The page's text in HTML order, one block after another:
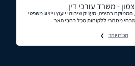
- משרד עורכי דין
בחיפה, מעניק שירותי ייעוץ וייצוג משפטי
מסחרי ללקוחות מכל רחבי האר
תכירו יותר